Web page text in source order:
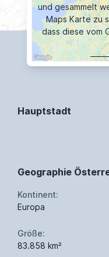
und gesammelt
Maps Karte zu
dass diese vom
Hauptstadt
Geographie
Kontinent:
Europa
Größe:
83.858 km²